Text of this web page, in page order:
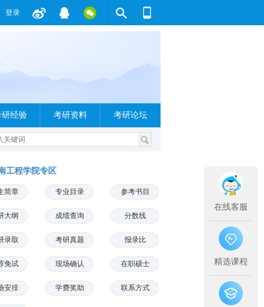
登录
研经验 考研资料 考研论坛
工程学院专区
简章 专业目录 参考书目
大纲 成绩查询 分数线
录取 考研真题 报录比
免试 现场确认 在职硕士
安排 学费奖助 联系方式
在线客服
精选课程